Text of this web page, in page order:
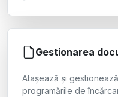
Gestionarea
Atașează și
programările de